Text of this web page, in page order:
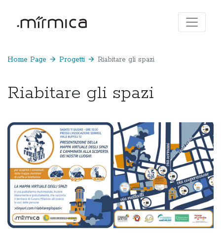
Home Page arrow_forward Progetti arrow_forward Riabitare gli spazi
Riabitare gli spazi